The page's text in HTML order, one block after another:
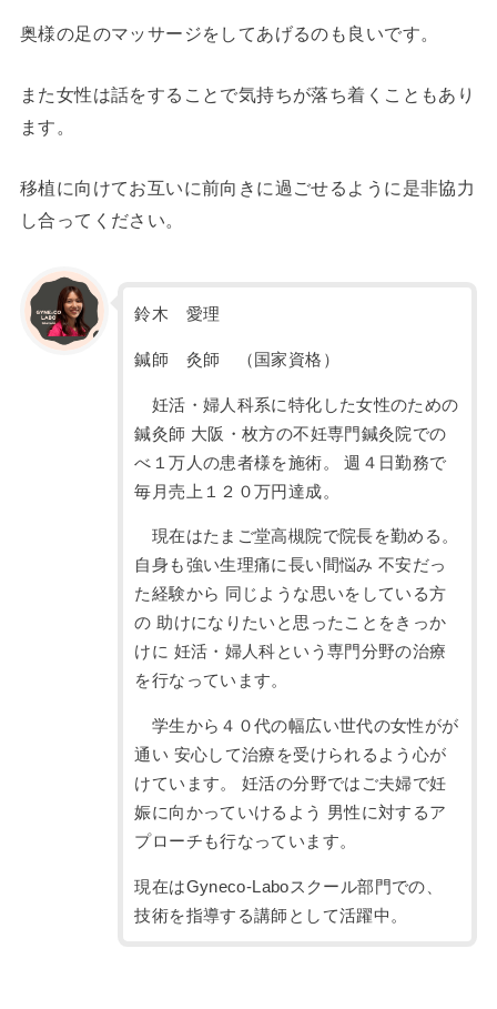
奥様の足のマッサージをしてあげるのも良いです。
また女性は話をすることで気持ちが落ち着くこともあり
ます。
移植に向けてお互いに前向きに過ごせるように是非協力
し合ってください。
鈴木 愛理
鍼師 灸師 （国家資格）
妊活・婦人科系に特化した女性のための
鍼灸師 大阪・枚方の不妊専門鍼灸院での
べ１万人の患者様を施術。 週４日勤務で
毎月売上１２０万円達成。
現在はたまご堂高槻院で院長を勤める。
自身も強い生理痛に長い間悩み 不安だっ
た経験から 同じような思いをしている方
の 助けになりたいと思ったことをきっか
けに 妊活・婦人科という専門分野の治療
を行なっています。
学生から４０代の幅広い世代の女性がが
通い 安心して治療を受けられるよう心が
けています。 妊活の分野ではご夫婦で妊
娠に向かっていけるよう 男性に対するア
プローチも行なっています。
現在はGyneco-Laboスクール部門での、
技術を指導する講師として活躍中。